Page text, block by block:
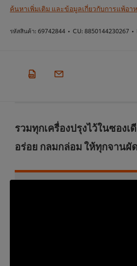
ค้นหาเพิ่มเติม และข้อมูลเกี่ยวกับการแพ้อา
รหัสสินค้า: 69742844 • CU: 8850144230267 •
รวมทุกเครื่องปรุงไว้ในซองเ
อร่อย กลมกล่อม ให้ทุกจานผั